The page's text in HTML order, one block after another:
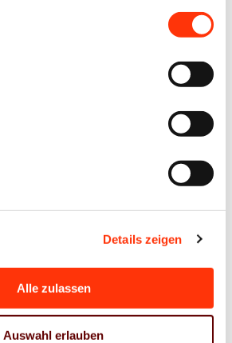
Details zeigen
Alle zulassen
Auswahl erlauben